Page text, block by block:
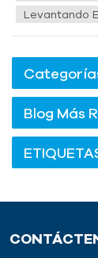
Levantando
Blog Más